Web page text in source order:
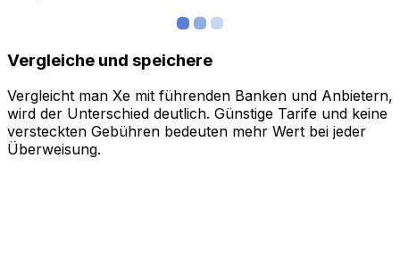
Vergleiche und speichere
Vergleicht man Xe mit führenden Banken und Anbietern,
wird der Unterschied deutlich. Günstige Tarife und keine
versteckten Gebühren bedeuten mehr Wert bei jeder
Überweisung.